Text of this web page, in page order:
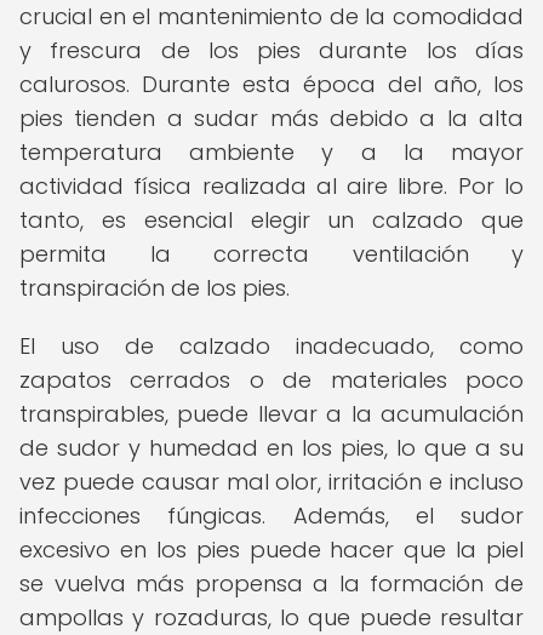
crucial en el mantenimiento de la comodidad
y frescura de los pies durante los días
calurosos. Durante esta época del año, los
pies tienden a sudar más debido a la alta
temperatura ambiente y a la mayor
actividad física realizada al aire libre. Por lo
tanto, es esencial elegir un calzado que
permita la correcta ventilación y
transpiración de los pies.
El uso de calzado inadecuado, como
zapatos cerrados o de materiales poco
transpirables, puede llevar a la acumulación
de sudor y humedad en los pies, lo que a su
vez puede causar mal olor, irritación e incluso
infecciones fúngicas. Además, el sudor
excesivo en los pies puede hacer que la piel
se vuelva más propensa a la formación de
ampollas y rozaduras, lo que puede resultar